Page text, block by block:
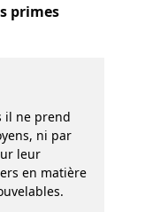
primes
il ne prend
ni par
leur
en matière